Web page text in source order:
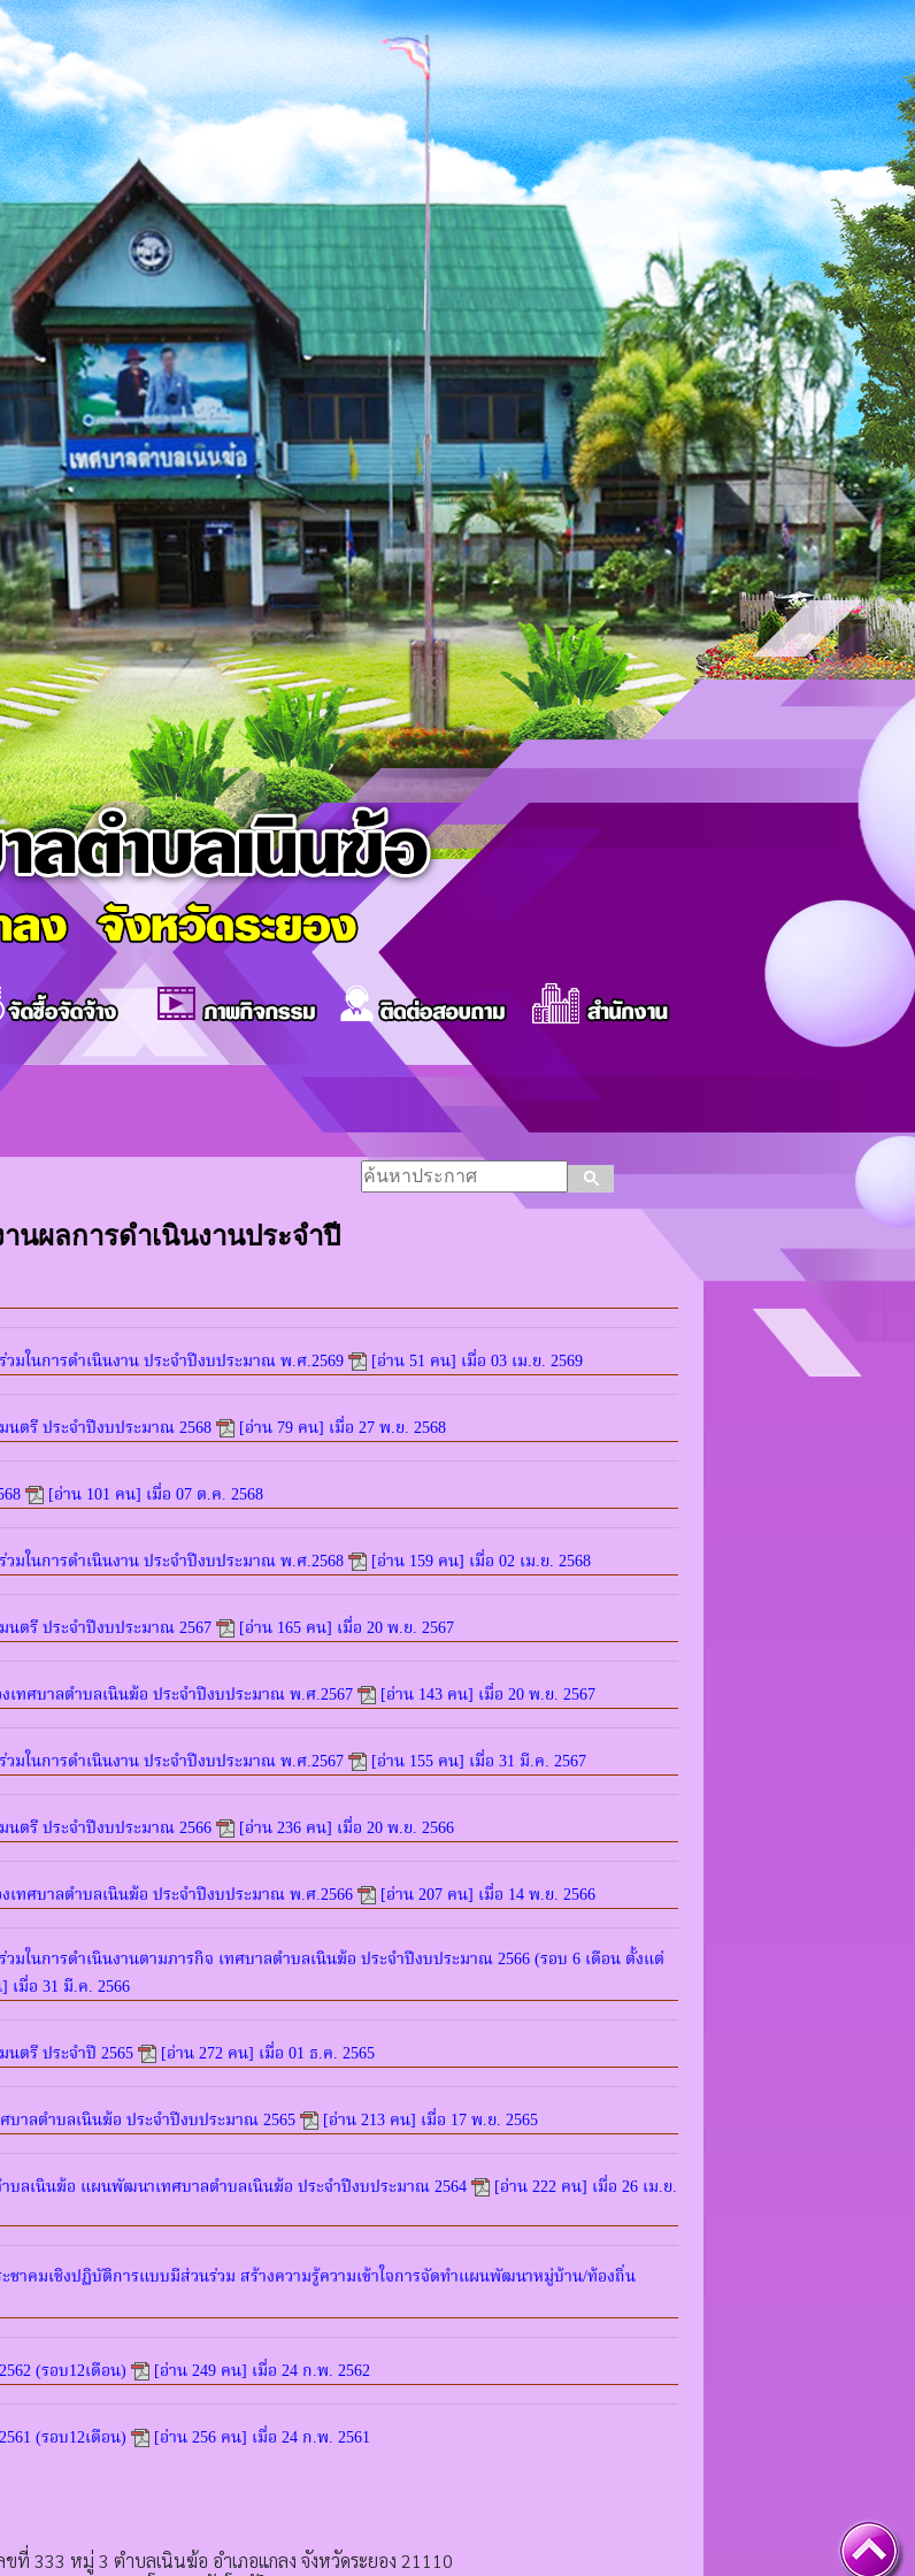
านผลการดำเนินงานประจำปี
มในการดำเนินงาน ประจำปีงบประมาณ พ.ศ.2569 [อ่าน 51 คน] เมื่อ 03 เม.ย. 2569
นตรี ประจำปีงบประมาณ 2568 [อ่าน 79 คน] เมื่อ 27 พ.ย. 2568
[อ่าน 101 คน] เมื่อ 07 ต.ค. 2568
มในการดำเนินงาน ประจำปีงบประมาณ พ.ศ.2568 [อ่าน 159 คน] เมื่อ 02 เม.ย. 2568
นตรี ประจำปีงบประมาณ 2567 [อ่าน 165 คน] เมื่อ 20 พ.ย. 2567
ทศบาลตำบลเนินฆ้อ ประจำปีงบประมาณ พ.ศ.2567 [อ่าน 143 คน] เมื่อ 20 พ.ย. 2567
มในการดำเนินงาน ประจำปีงบประมาณ พ.ศ.2567 [อ่าน 155 คน] เมื่อ 31 มี.ค. 2567
นตรี ประจำปีงบประมาณ 2566 [อ่าน 236 คน] เมื่อ 20 พ.ย. 2566
ทศบาลตำบลเนินฆ้อ ประจำปีงบประมาณ พ.ศ.2566 [อ่าน 207 คน] เมื่อ 14 พ.ย. 2566
มในการดำเนินงานตามภารกิจ เทศบาลตำบลเนินฆ้อ ประจำปีงบประมาณ 2566 (รอบ 6 เดือน ตั้งแต่
เมื่อ 31 มี.ค. 2566
ตรี ประจำปี 2565 [อ่าน 272 คน] เมื่อ 01 ธ.ค. 2565
าลตำบลเนินฆ้อ ประจำปีงบประมาณ 2565 [อ่าน 213 คน] เมื่อ 17 พ.ย. 2565
ลเนินฆ้อ แผนพัฒนาเทศบาลตำบลเนินฆ้อ ประจำปีงบประมาณ 2564
[อ่าน 222 คน] เมื่อ 26 เม.ย.
ชาคมเชิงปฏิบัติการแบบมีส่วนร่วม สร้างความรู้ความเข้าใจการจัดทำแผนพัฒนาหมู่บ้าน/ท้องถิ่น
(รอบ12เดือน) [อ่าน 249 คน] เมื่อ 24 ก.พ. 2562
(รอบ12เดือน)
[อ่าน 256 คน] เมื่อ 24 ก.พ. 2561
ที่ 333 หมู่ 3 ตำบลเนินฆ้อ อำเภอแกลง จังหวัดระยอง 21110